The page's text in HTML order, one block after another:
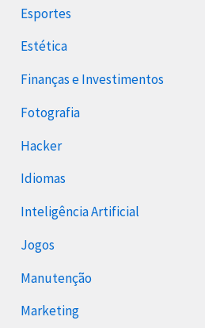
Esportes
Estética
Finanças e Investimentos
Fotografia
Hacker
Idiomas
Inteligência Artificial
Jogos
Manutenção
Marketing